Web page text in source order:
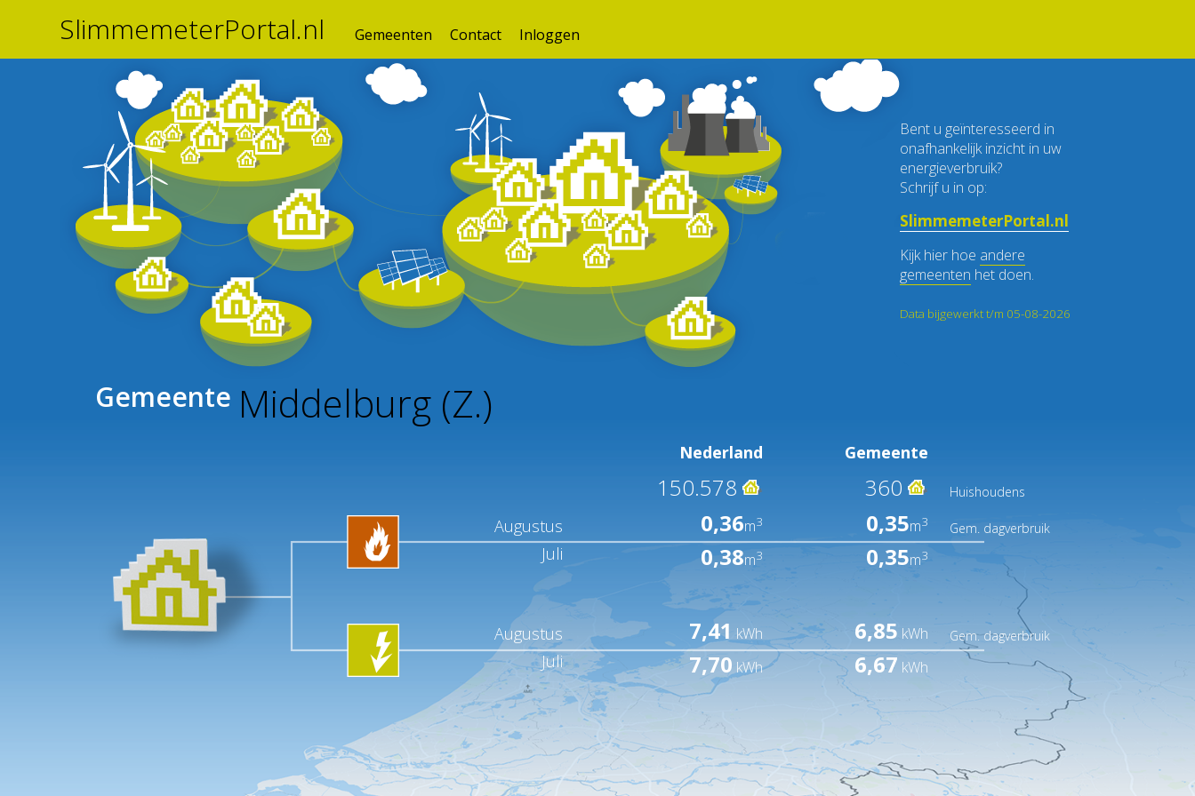
SlimmemeterPortal.nl Gemeenten Contact Inloggen
Bent u geïnteresseerd in
onafhankelijk inzicht in uw
energieverbruik?
Schrijf u in op:
SlimmemeterPortal.nl
Kijk hier hoe andere
gemeenten het doen.
Data bijgewerkt t/m 05-08-2026
Gemeente Middelburg (Z.)
Nederland Gemeente
150.578 360 Huishoudens
Augustus 0,36m3 0,35m3 Gem. dagverbruik
Juli 0,38m3 0,35m3
Augustus 7,41 kWh 6,85 kWh Gem. dagverbruik
Juli 7,70 kWh 6,67 kWh